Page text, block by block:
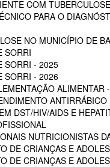
COM TUBERCULOSE
PARA O
NO MUNICÍPIO DE
SORRI
SORRI - 2025
SORRI - 2026
ALIMENTAR
DST/HIV/AIDS E
NUTRICIONISTAS
DE CRIANÇAS E
DE CRIANÇAS E